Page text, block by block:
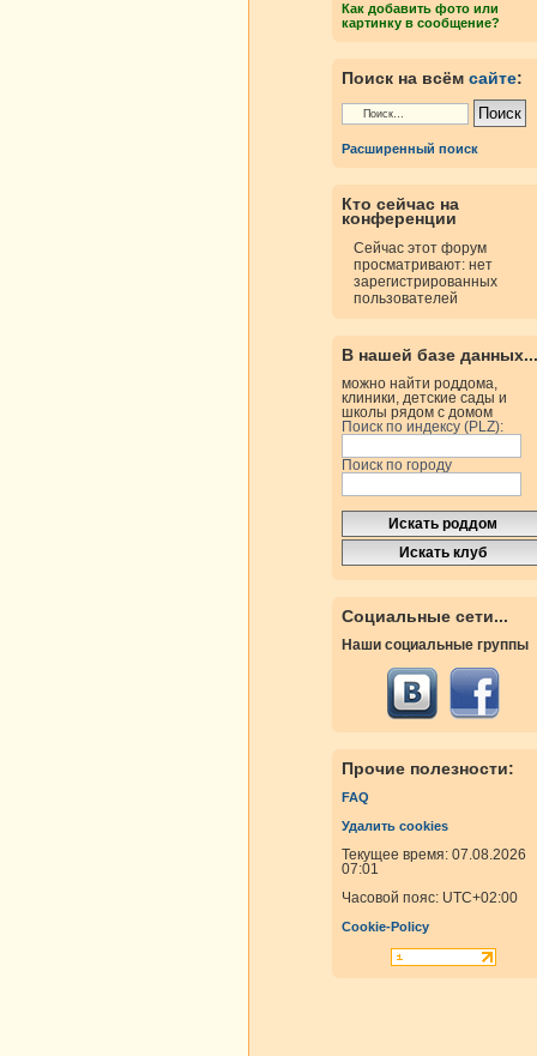
Как добавить фото или
картинку в сообщение?
Поиск на всём сайте:
Расширенный поиск
Кто сейчас на
конференции
Сейчас этот форум
просматривают: нет
зарегистрированных
пользователей
В нашей базе данных...
можно найти роддома,
клиники, детские сады и
школы рядом с домом
Поиск по индексу (PLZ):
Поиск по городу
Социальные сети...
Наши социальные группы
Прочие полезности:
FAQ
Удалить cookies
Текущее время: 07.08.2026
07:01
Часовой пояс: UTC+02:00
Cookie-Policy